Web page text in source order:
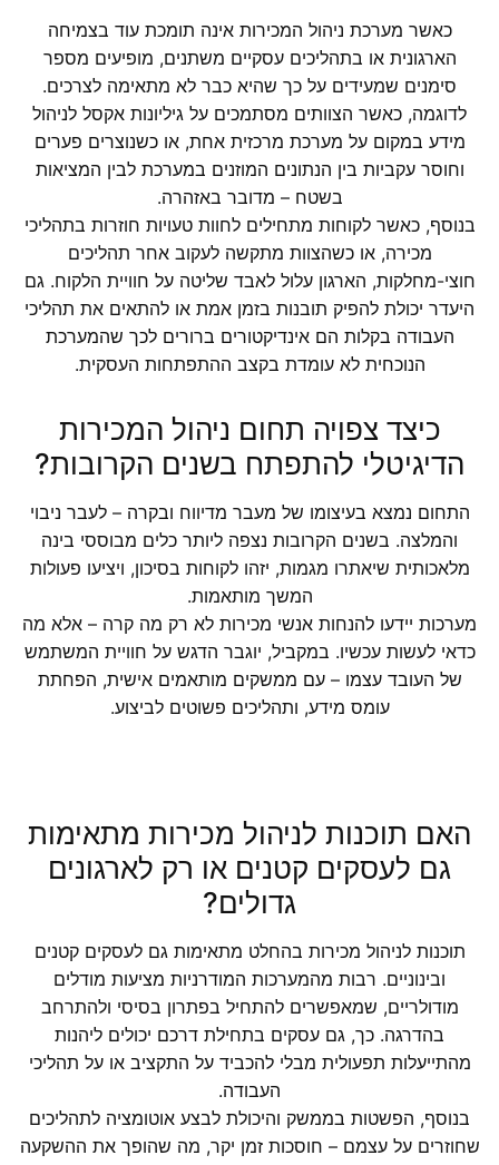
כאשר מערכת ניהול המכירות אינה תומכת עוד בצמיחה
הארגונית או בתהליכים עסקיים משתנים, מופיעים מספר
סימנים שמעידים על כך שהיא כבר לא מתאימה לצרכים.
לדוגמה, כאשר הצוותים מסתמכים על גיליונות אקסל לניהול
מידע במקום על מערכת מרכזית אחת, או כשנוצרים פערים
וחוסר עקביות בין הנתונים המוזנים במערכת לבין המציאות
בשטח – מדובר באזהרה.
בנוסף, כאשר לקוחות מתחילים לחוות טעויות חוזרות בתהליכי
מכירה, או כשהצוות מתקשה לעקוב אחר תהליכים
חוצי-מחלקות, הארגון עלול לאבד שליטה על חוויית הלקוח. גם
היעדר יכולת להפיק תובנות בזמן אמת או להתאים את תהליכי
העבודה בקלות הם אינדיקטורים ברורים לכך שהמערכת
הנוכחית לא עומדת בקצב ההתפתחות העסקית.
כיצד צפויה תחום ניהול המכירות
הדיגיטלי להתפתח בשנים הקרובות?
התחום נמצא בעיצומו של מעבר מדיווח ובקרה – לעבר ניבוי
והמלצה. בשנים הקרובות נצפה ליותר כלים מבוססי בינה
מלאכותית שיאתרו מגמות, יזהו לקוחות בסיכון, ויציעו פעולות
המשך מותאמות.
מערכות יידעו להנחות אנשי מכירות לא רק מה קרה – אלא מה
כדאי לעשות עכשיו. במקביל, יוגבר הדגש על חוויית המשתמש
של העובד עצמו – עם ממשקים מותאמים אישית, הפחתת
עומס מידע, ותהליכים פשוטים לביצוע.
האם תוכנות לניהול מכירות מתאימות
גם לעסקים קטנים או רק לארגונים
גדולים?
תוכנות לניהול מכירות בהחלט מתאימות גם לעסקים קטנים
ובינוניים. רבות מהמערכות המודרניות מציעות מודלים
מודולריים, שמאפשרים להתחיל בפתרון בסיסי ולהתרחב
בהדרגה. כך, גם עסקים בתחילת דרכם יכולים ליהנות
מהתייעלות תפעולית מבלי להכביד על התקציב או על תהליכי
העבודה.
בנוסף, הפשטות בממשק והיכולת לבצע אוטומציה לתהליכים
שחוזרים על עצמם – חוסכות זמן יקר, מה שהופך את ההשקעה